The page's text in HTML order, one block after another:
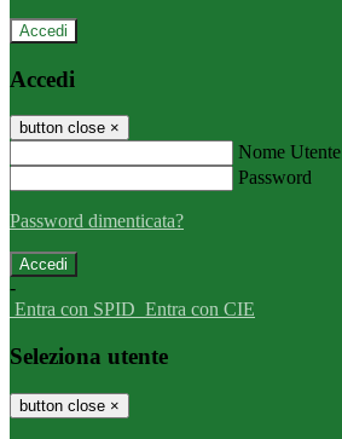
Accedi
Accedi
button close ×
Nome Utente
Password
Password dimenticata?
-
Entra con SPID Entra con CIE
Seleziona utente
button close ×